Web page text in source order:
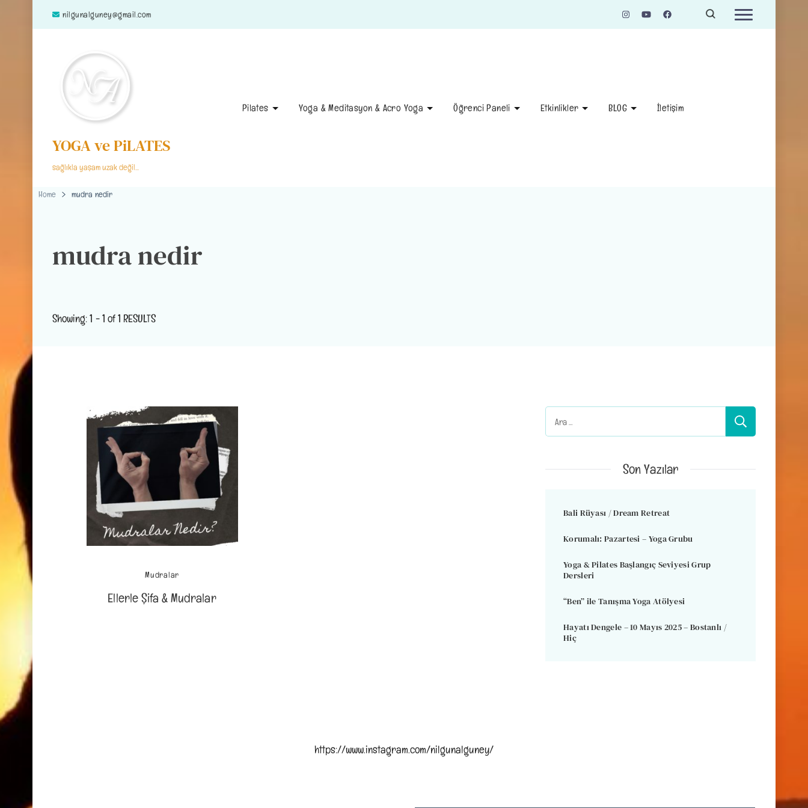
nilgunalguney@gmail.com
YOGA ve PiLATES
sağlıkla yaşam uzak değil…
Pilates Yoga & Meditasyon & Acro Yoga Öğrenci Paneli Etkinlikler BLOG İletişim
Home mudra nedir
mudra nedir
Showing: 1 - 1 of 1 RESULTS
Mudralar
Ellerle Şifa & Mudralar
Arama:
Son Yazılar
Bali Rüyası / Dream Retreat
Korumalı: Pazartesi – Yoga Grubu
Yoga & Pilates Başlangıç Seviyesi Grup
Dersleri
“Ben” ile Tanışma Yoga Atölyesi
Hayatı Dengele – 10 Mayıs 2025 – Bostanlı /
Hiç
https://www.instagram.com/nilgunalguney/